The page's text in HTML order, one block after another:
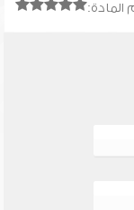
المادة: